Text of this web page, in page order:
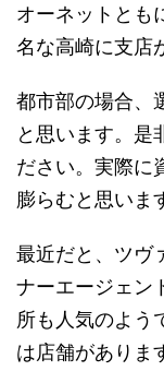
オーネットとも
名な高崎に支店
都市部の場合、
と思います。是
ださい。実際に
膨らむと思いま
最近だと、ツヴ
ナーエージェン
所も人気のよう
は店舗がありま